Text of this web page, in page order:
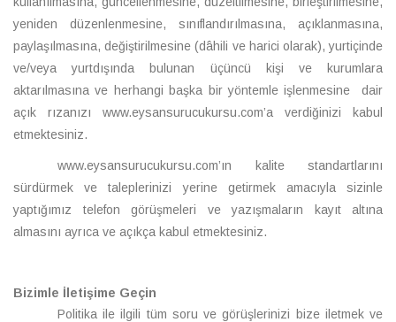
yeniden düzenlenmesine, sınıflandırılmasına, açıklanmasına,
paylaşılmasına, değiştirilmesine (dâhili ve harici olarak), yurtiçinde
ve/veya yurtdışında bulunan üçüncü kişi ve kurumlara
aktarılmasına ve herhangi başka bir yöntemle işlenmesine dair
açık rızanızı www.eysansurucukursu.com’a verdiğinizi kabul
etmektesiniz.
www.eysansurucukursu.com’ın kalite standartlarını
sürdürmek ve taleplerinizi yerine getirmek amacıyla sizinle
yaptığımız telefon görüşmeleri ve yazışmaların kayıt altına
almasını ayrıca ve açıkça kabul etmektesiniz.
Bizimle İletişime Geçin
Politika ile ilgili tüm soru ve görüşlerinizi bize iletmek ve